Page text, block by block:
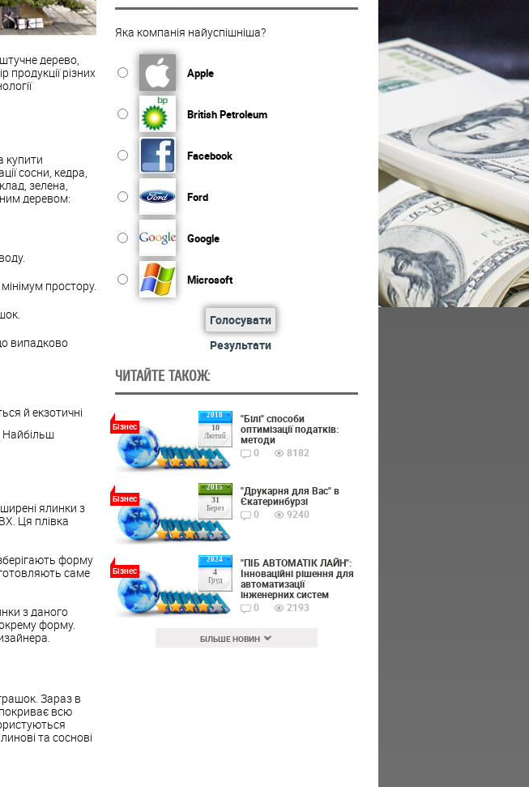
штучнедерево,
продукції різних
купити
сосни, кедра,
, зелена,
деревом:
воду.
мінімум простору.
.
випадково
й екзотичні
Найбільш
ялинки з
. Ця плівка
форму
саме
зданого
форму.
.
. Зараз в
покриває всю
та соснові
Яка компанія найуспішніша?
Apple
British Petroleum
Facebook
Ford
Google
Microsoft
Голосувати
Результати
ЧИТАЙТЕ ТАКОЖ:
2018
10
Лютий
Бізнес
"Білі" способи
оптимізації податків:
методи
0
8182
2015
31
Берез
Бізнес
"Друкарня для Вас" в
Єкатеринбурзі
0
9240
2024
4
Груд
Бізнес
"ПІБ АВТОМАТІК ЛАЙН":
Інноваційні рішення для
автоматизації
інженерних систем
0
2193
БІЛЬШЕ НОВИН